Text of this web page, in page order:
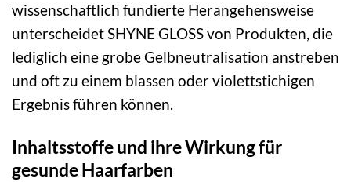
wissenschaftlich fundierte Herangehensweise
unterscheidet SHYNE GLOSS von Produkten, die
lediglich eine grobe Gelbneutralisation anstreben
und oft zu einem blassen oder violettstichigen
Ergebnis führen können.
Inhaltsstoffe und ihre Wirkung für
gesunde Haarfarben